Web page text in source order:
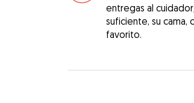
entregas al
suficiente, su cama,
favorito.